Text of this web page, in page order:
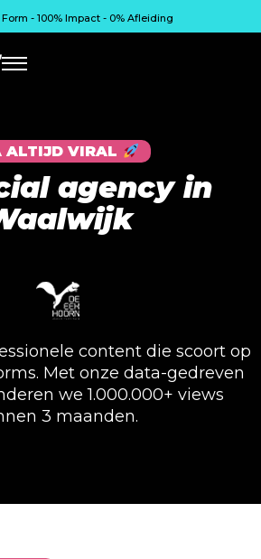
Form - 100% Impact - 0% Afleiding
ALTIJD VIRAL
agency in
content die scoort op
Met onze data-gedreven
we 1.000.000+ views
3 maanden.